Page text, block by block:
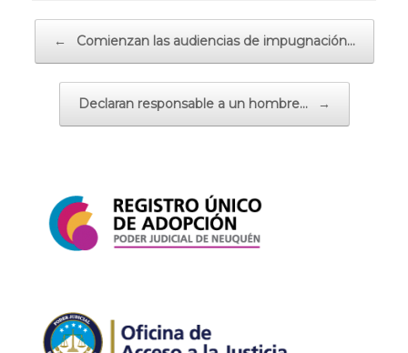
← Comienzan las audiencias de impugnación…
Declaran responsable a un hombre… →